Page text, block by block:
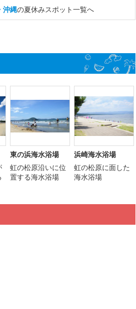
沖縄の夏休みスポット一覧へ
東の浜海水浴場
虹の松原沿いに位
置する海水浴場
浜崎海水浴場
虹の松原に面した
海水浴場